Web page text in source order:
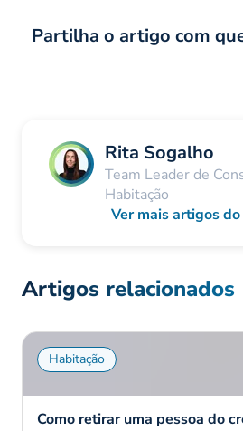
Partilha o artigo com
Rita Sogalho
Team Leader de
Habitação
Ver mais artigos
Artigos relacionados
Habitação
Como retirar uma pessoa do